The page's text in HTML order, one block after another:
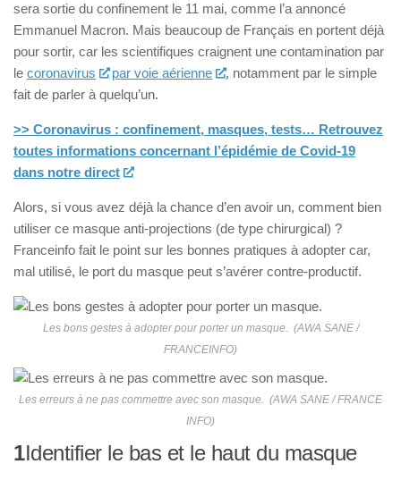
sera sortie du confinement le 11 mai, comme l’a annoncé
Emmanuel Macron. Mais beaucoup de Français en portent déjà
pour sortir, car les scientifiques craignent une contamination par
le coronavirus par voie aérienne
, notamment par le simple
fait de parler à quelqu’un.
>> Coronavirus : confinement, masques, tests… Retrouvez
toutes informations concernant l’épidémie de Covid-19
dans notre direct
Alors, si vous avez déjà la chance d’en avoir un, comment bien
utiliser ce masque anti-projections (de type chirurgical) ?
Franceinfo fait le point sur les bonnes pratiques à adopter car,
mal utilisé, le port du masque peut s’avérer contre-productif.
Les bons gestes à adopter pour porter un masque. (AWA SANE /
FRANCEINFO)
Les erreurs à ne pas commettre avec son masque. (AWA SANE / FRANCE
INFO)
1Identifier le bas et le haut du masque